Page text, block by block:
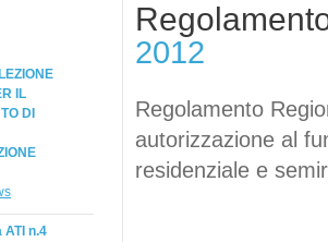
IL
DI
ATI n.4
2012
Regolamento
autorizzazione al
residenziale e